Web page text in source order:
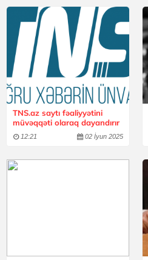
TNS.az saytı fəaliyyətini
müvəqqəti olaraq dayandırır
12:21 02 İyun 2025